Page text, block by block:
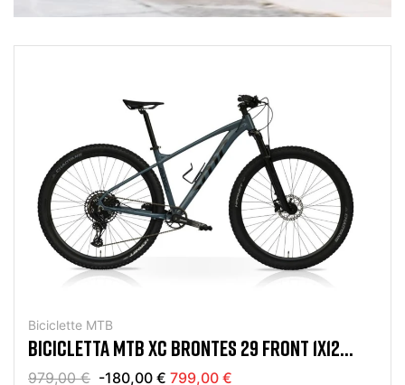
Biciclette MTB
BICICLETTA MTB XC BRONTES 29 FRONT 1X12
SRAM EAGLE GRAY
979,00 € -180,00 € 799,00 €